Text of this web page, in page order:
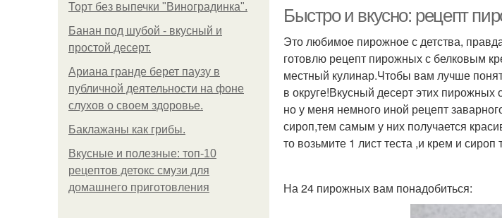
Торт без выпечки "Виноградинка".
Банан под шубой - вкусный и
простой десерт.
Ариана гранде берет паузу в
публичной деятельности на фоне
слухов о своем здоровье.
Баклажаны как грибы.
Вкусные и полезные: топ-10
рецептов детокс смузи для
домашнего приготовления
Быстро и вкусно: рецепт
Это любимое пирожное с детства,
готовлю рецепт пирожных с белковым
местный кулинар.Чтобы вам лучше
в округе!Вкусный десерт этих
но у меня немного иной рецепт
сироп,тем самым у них получается
то возьмите 1 лист теста ,и крем и
На 24 пирожных вам понадобиться: